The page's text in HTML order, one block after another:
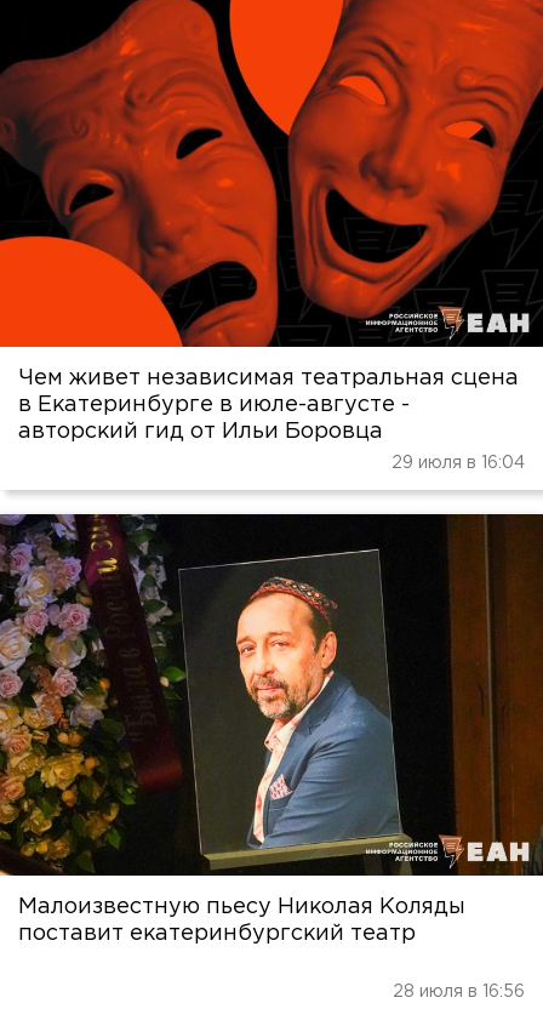
Чем живет независимая театральная сцена
в Екатеринбурге в июле-августе -
авторский гид от Ильи Боровца
29 июля в 16:04
Малоизвестную пьесу Николая Коляды
поставит екатеринбургский театр
28 июля в 16:56